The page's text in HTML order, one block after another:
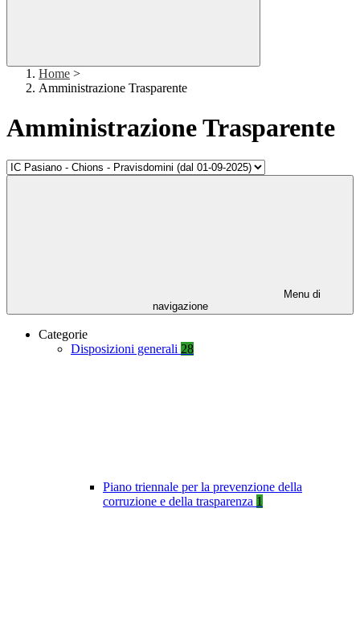
Home >
Amministrazione Trasparente
Amministrazione Trasparente
Menu di
navigazione
Categorie
Disposizioni generali 28
Piano triennale per la prevenzione della
corruzione e della trasparenza 1